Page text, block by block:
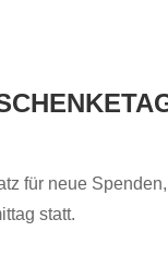
für neue
statt.